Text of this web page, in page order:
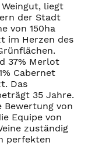
liegt
der Stadt
von 150ha
im Herzen des
37% Merlot
Cabernet
Das
35 Jahre.
Bewertung von
Equipe von
zuständig
perfekten